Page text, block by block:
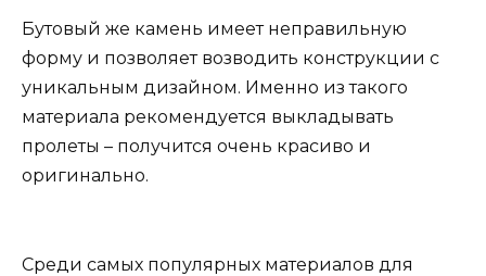
Бутовый же камень имеет неправильную
форму и позволяет возводить конструкции с
уникальным дизайном. Именно из такого
материала рекомендуется выкладывать
пролеты – получится очень красиво и
оригинально.
Среди самых популярных материалов для